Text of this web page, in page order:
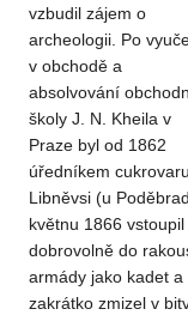
vzbudil zájem o
archeologii. Po
v obchodě a
absolvování
školy J. N. Kheila v
Praze byl od 1862
úředníkem
Libněvsi (u
květnu 1866 vstoupil
dobrovolně do
armády jako kadet a
zakrátko zmizel v